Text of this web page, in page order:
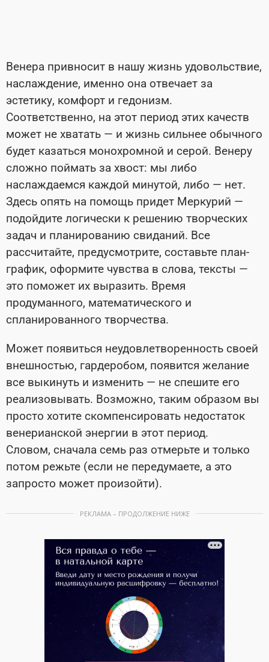
Венера привносит в нашу жизнь удовольствие,
наслаждение, именно она отвечает за
эстетику, комфорт и гедонизм.
Соответственно, на этот период этих качеств
может не хватать — и жизнь сильнее обычного
будет казаться монохромной и серой. Венеру
сложно поймать за хвост: мы либо
наслаждаемся каждой минутой, либо — нет.
Здесь опять на помощь придет Меркурий —
подойдите логически к решению творческих
задач и планированию свиданий. Все
рассчитайте, предусмотрите, составьте план-
график, оформите чувства в слова, тексты —
это поможет их выразить. Время
продуманного, математического и
спланированного творчества.
Может появиться неудовлетворенность своей
внешностью, гардеробом, появится желание
все выкинуть и изменить — не спешите его
реализовывать. Возможно, таким образом вы
просто хотите скомпенсировать недостаток
венерианской энергии в этот период.
Словом, сначала семь раз отмерьте и только
потом режьте (если не передумаете, а это
запросто может произойти).
РЕКЛАМА – ПРОДОЛЖЕНИЕ НИЖЕ